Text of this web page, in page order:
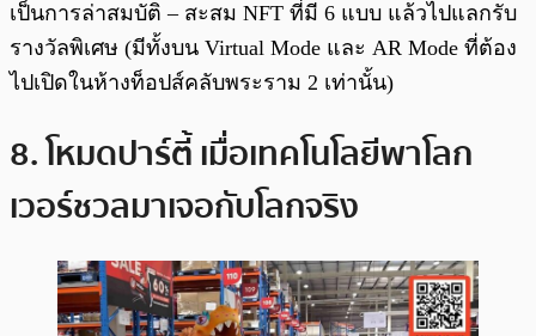
เป็นการล่าสมบัติ – สะสม NFT ที่มี 6 แบบ แล้วไปแลกรับ
รางวัลพิเศษ (มีทั้งบน Virtual Mode และ AR Mode ที่ต้อง
ไปเปิดในห้างท็อปส์คลับพระราม 2 เท่านั้น)
8. โหมดปาร์ตี้ เมื่อเทคโนโลยีพาโลก
เวอร์ชวลมาเจอกับโลกจริง